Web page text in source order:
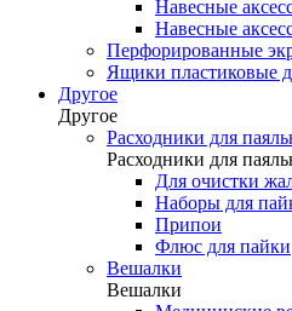
Навесные
Навесные
Перфорированные
Ящики пластиковые
Другое
Другое
Расходники для
Расходники для
Для очистки
Наборы для
Припои
Флюс для пайки
Вешалки
Вешалки